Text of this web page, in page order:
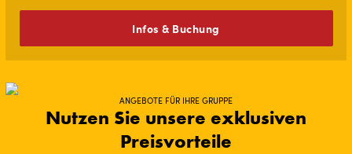
Infos & Buchung
ANGEBOTE FÜR IHRE GRUPPE
Nutzen Sie unsere exklusiven
Preisvorteile